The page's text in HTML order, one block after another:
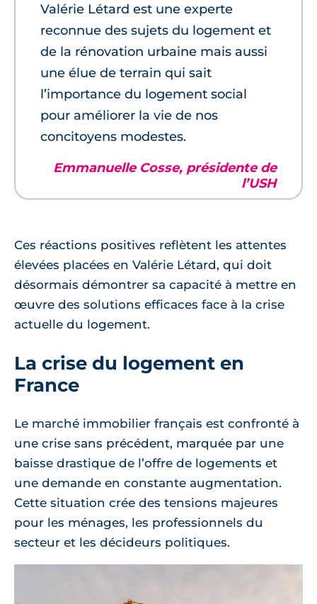
Valérie Létard est une experte
reconnue des sujets du logement et
de la rénovation urbaine mais aussi
une élue de terrain qui sait
l’importance du logement social
pour améliorer la vie de nos
concitoyens modestes.
Emmanuelle Cosse, présidente de
l’USH
Ces réactions positives reflètent les attentes
élevées placées en Valérie Létard, qui doit
désormais démontrer sa capacité à mettre en
œuvre des solutions efficaces face à la crise
actuelle du logement.
La crise du logement en
France
Le marché immobilier français est confronté à
une crise sans précédent, marquée par une
baisse drastique de l’offre de logements et
une demande en constante augmentation.
Cette situation crée des tensions majeures
pour les ménages, les professionnels du
secteur et les décideurs politiques.